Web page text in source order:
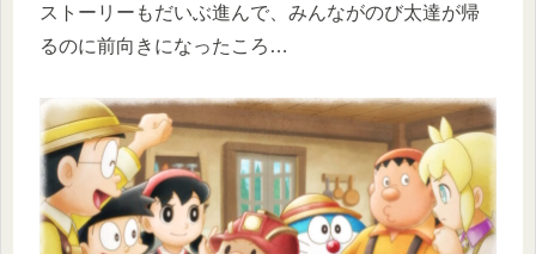
ストーリーもだいぶ進んで、みんながのび太達が帰
るのに前向きになったころ…